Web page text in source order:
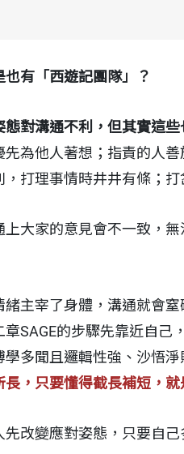
有「西遊記團隊」？
對溝通不利，但其實這
先為他人著想；指責的人
打理事情時井井有條；
上大家的意見會不一致，
緒主宰了身體，溝通就會
SAGE的步驟先靠近自
多聞且邏輯性強、沙悟
長，只要懂得截長補短，就
先改變應對姿態，只要自